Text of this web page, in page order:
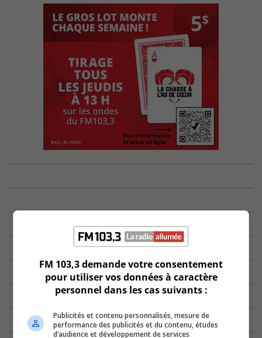
FM 103,3 demande votre consentement
pour utiliser vos données à caractère
personnel dans les cas suivants :
Publicités et contenu personnalisés, mesure de
performance des publicités et du contenu, études
d’audience et développement de services